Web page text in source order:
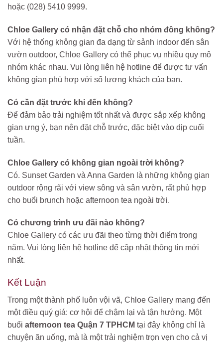
hoặc (028) 5410 9999.
Chloe Gallery có nhận đặt chỗ cho nhóm đông không?
Với hệ thống không gian đa dạng từ sảnh indoor đến sân
vườn outdoor, Chloe Gallery có thể phục vụ nhiều quy mô
nhóm khác nhau. Vui lòng liên hệ hotline để được tư vấn
không gian phù hợp với số lượng khách của bạn.
Có cần đặt trước khi đến không?
Để đảm bảo trải nghiệm tốt nhất và được sắp xếp không
gian ưng ý, bạn nên đặt chỗ trước, đặc biệt vào dịp cuối
tuần.
Chloe Gallery có không gian ngoài trời không?
Có. Sunset Garden và Anna Garden là những không gian
outdoor rộng rãi với view sông và sân vườn, rất phù hợp
cho buổi brunch hoặc afternoon tea ngoài trời.
Có chương trình ưu đãi nào không?
Chloe Gallery có các ưu đãi theo từng thời điểm trong
năm. Vui lòng liên hệ hotline để cập nhật thông tin mới
nhất.
Kết Luận
Trong một thành phố luôn vội vã, Chloe Gallery mang đến
một điều quý giá: cơ hội để chậm lại và tận hưởng. Một
buổi afternoon tea Quận 7 TPHCM tại đây không chỉ là
chuyện ăn uống, mà là một trải nghiệm trọn vẹn cho cả vị